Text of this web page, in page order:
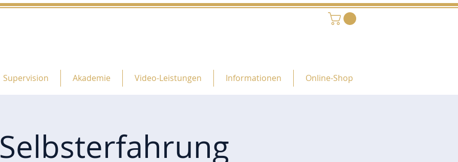
Supervision Akademie Video-Leistungen Informationen Online-Shop
Selbsterfahrung